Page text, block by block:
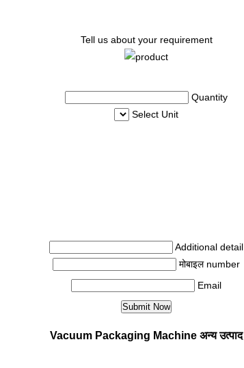
Tell us about your requirement
Quantity
Select Unit
Additional detail
मोबाइल number
Email
Vacuum Packaging Machine अन्य उत्पाद